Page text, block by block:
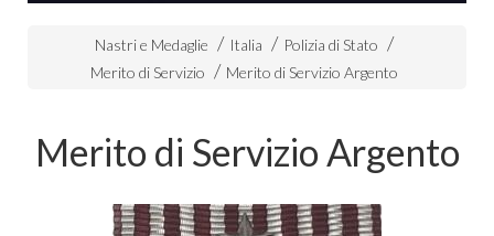
Nastri e Medaglie Italia
Polizia di Stato
Merito di Servizio
Merito di Servizio Argento
Merito di Servizio Argento